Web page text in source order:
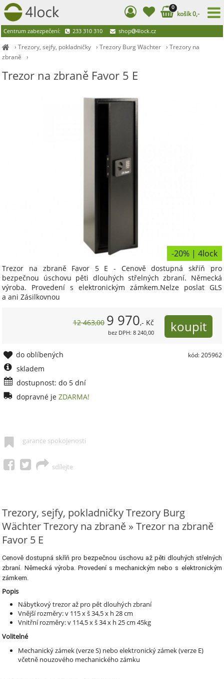
›Trezory, sejfy, pokladničky ›Trezory Burg Wächter ›Trezory na
zbraně
›
Trezor na zbraně Favor 5 E
Trezor na zbraně Favor 5 E - Cenově dostupná skříň pro
bezpečnou úschovu pěti dlouhých střelných zbraní. Německá
výroba. Provedení s elektronickým zámkem.Nelze poslat GLS
a ani Zásilkovnou
-20% | 4lock
12 463,00 9 970,- Kč
bez DPH: 8 240,00
kód: 205962
do oblíbených
skladem
dostupnost: do 5 dní
dopravné jeZDARMA!
garance spokojenosti
sdílejte
Trezory, sejfy, pokladničky Trezory Burg
Wächter Trezory na zbraně » Trezor na zbraně
Favor 5 E
Cenově dostupná skříň pro bezpečnou úschovu až pěti dlouhých střelných
zbraní. Německá výroba. Provedení s mechanickým nebo s elektronickým
zámkem.
Popis
Nábytkový trezor až pro pět dlouhých zbraní
Vnější rozměry: v 115 x š 34,5 x h 28 cm
Vnitřní rozměry: v 114,5 x š 34 x h 25 cm 45kg
Volitelné
Mechanický zámek (verze S) nebo elektronický zámek (verze E)
včetně nouzového mechanického zámku
0
košík 0,-
Centrum zabezpečení: 233 310 310 shop 4lock.cz